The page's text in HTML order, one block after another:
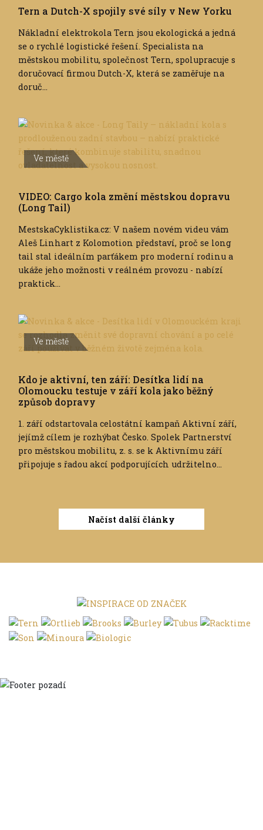
Tern a Dutch-X spojily své síly v New Yorku
Nákladní elektrokola Tern jsou ekologická a jedná
se o rychlé logistické řešení. Specialista na
městskou mobilitu, společnost Tern, spolupracuje s
doručovací firmou Dutch-X, která se zaměřuje na
doruč...
Ve městě
VIDEO: Cargo kola změní městskou dopravu
(Long Tail)
MestskaCyklistika.cz: V našem novém videu vám
Aleš Linhart z Kolomotion představí, proč se long
tail stal ideálním parťákem pro moderní rodinu a
ukáže jeho možnosti v reálném provozu - nabízí
praktick...
Ve městě
Kdo je aktivní, ten září: Desítka lidí na
Olomoucku testuje v září kola jako běžný
způsob dopravy
1. září odstartovala celostátní kampaň Aktivní září,
jejímž cílem je rozhýbat Česko. Spolek Partnerství
pro městskou mobilitu, z. s. se k Aktivnímu září
připojuje s řadou akcí podporujících udržitelno...
Načíst další články